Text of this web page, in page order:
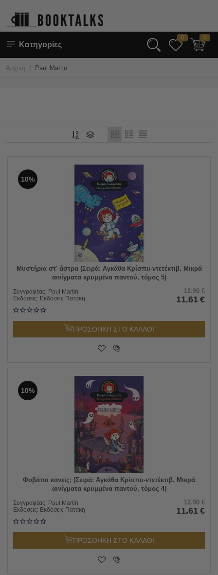
Κατηγορίες
0 0
Αρχική / Paul Martin
10%
Μυστήρια στ' άστρα (Σειρά: Αγκάθα Κρίσπυ-ντετέκτιβ. Μικρά
αινίγματα κρυμμένα παντού, τόμος 5)
Συγγραφέας: Paul Martin
Εκδόσεις: Εκδόσεις Πατάκη
12.90 €
11.61 €
ΠΡΟΣΘΗΚΗ ΣΤΟ ΚΑΛΑΘΙ
10%
Φοβάται κανείς; (Σειρά: Αγκάθα Κρίσπυ-ντετέκτιβ. Μικρά
αινίγματα κρυμμένα παντού, τόμος 4)
Συγγραφέας: Paul Martin
Εκδόσεις: Εκδόσεις Πατάκη
12.90 €
11.61 €
ΠΡΟΣΘΗΚΗ ΣΤΟ ΚΑΛΑΘΙ